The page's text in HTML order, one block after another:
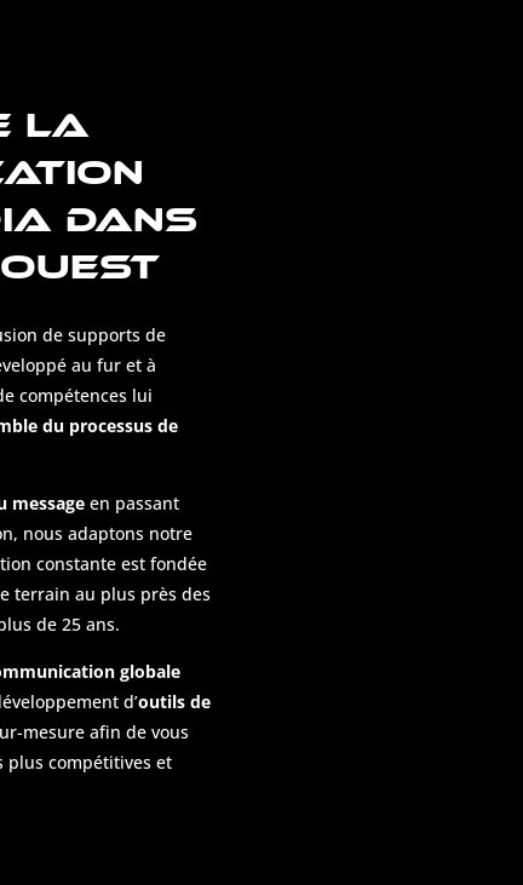
LA
DANS
de supports de
au fur et à
compétences lui
du processus de
message en passant
nous adaptons notre
constante est fondée
terrain au plus près des
de 25 ans.
globale
d’outils de
mesure afin de vous
plus compétitives et